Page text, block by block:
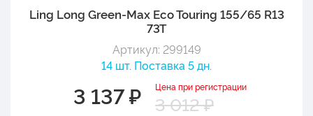
Ling Long Green-Max Eco Touring 155/65 R13
73T
Артикул: 299149
14 шт. Поставка 5 дн.
3 137 ₽ Цена при регистрации
3 012 ₽